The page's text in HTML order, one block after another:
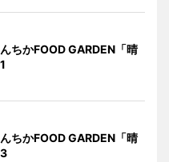
ちかFOOD GARDEN「晴
ちかFOOD GARDEN「晴